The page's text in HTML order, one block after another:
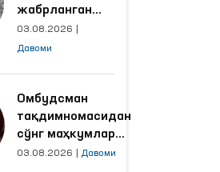
жабрланган
аёлнинг ҳолати
Омбудсман
03.08.2026
Давоми
Омбудсман
тақдимномасидан
сўнг маҳкумлар
меҳнат қилаётган
03.08.2026 Давоми